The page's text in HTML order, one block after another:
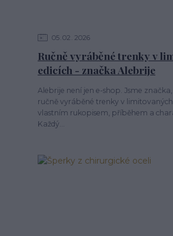
05 02 2026
Ručně vyráběné trenky v
edicích - značka Alebrije
Alebrije není jen e-shop. Jsme
ručně vyráběné trenky v limitovaných
vlastním rukopisem, příběhem a
Každý...